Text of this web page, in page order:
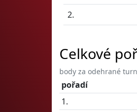
2.
Celkové
body za odehrané
pořadí
1.